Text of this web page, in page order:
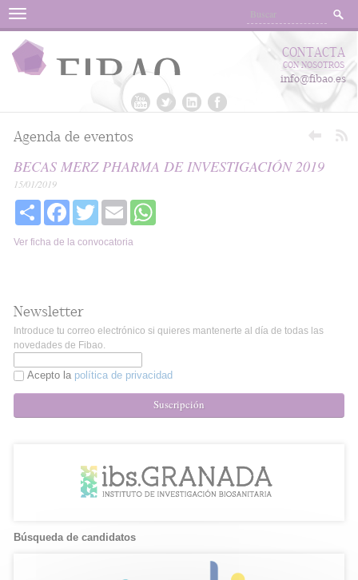
Menu
CONTACTA
CON NOSOTROS
info@fibao.es
Agenda de eventos
BECAS MERZ PHARMA DE INVESTIGACIÓN 2019
15/01/2019
Share FacebookTwitter Email
Ver ficha de la convocatoria
Newsletter
Introduce tu correo electrónico si quieres mantenerte al día de todas las
novedades de Fibao.
Acepto la política de privacidad
Suscripción
Búsqueda de candidatos